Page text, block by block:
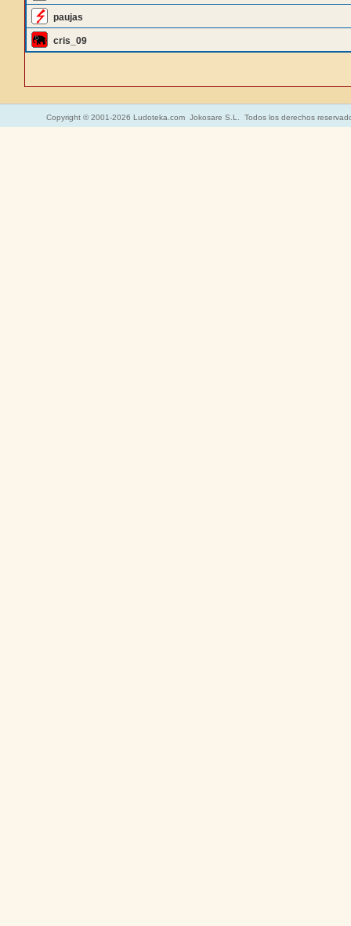
paujas
cris_09
Copyright © 2001-2026 Ludoteka.com Jokosare S.L. Todos los derechos